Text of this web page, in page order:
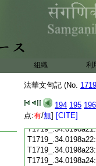
組織 利
法華文句記 (No.
194 195 196
点:有/無] [CITE]